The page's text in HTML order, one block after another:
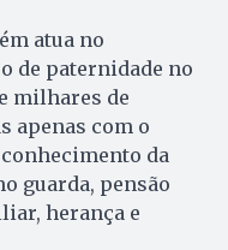
atua no
de paternidade no
milhares de
apenas com o
da
guarda, pensão
herança e